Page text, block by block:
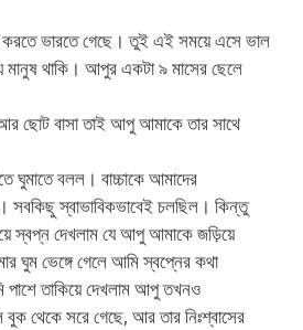
করতে ভারতে গেছে। তুই এই সময়ে এসে ভাল
থাকি। আপুর একটা ৯ মাসের ছেলে
ছোট বাসা তাই আপু আমাকে তার সাথে
ঘুমাতে বলল। বাচ্চাকে আমাদের
সবকিছু স্বাভাবিকভাবেই চলছিল। কিন্তু
স্বপ্ন দেখলাম যে আপু আমাকে জড়িয়ে
ঘুম ভেঙ্গে গেলে আমি স্বপ্নের কথা
পাশে তাকিয়ে দেখলাম আপু তখনও
থেকে সরে গেছে, আর তার নিঃশ্বাসের